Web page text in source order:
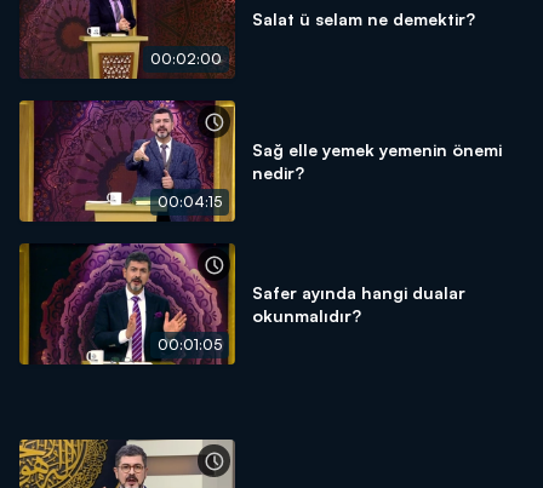
00:02:00
Salat ü selam ne demektir?
00:04:15
Sağ elle yemek yemenin önemi
nedir?
00:01:05
Safer ayında hangi dualar
okunmalıdır?